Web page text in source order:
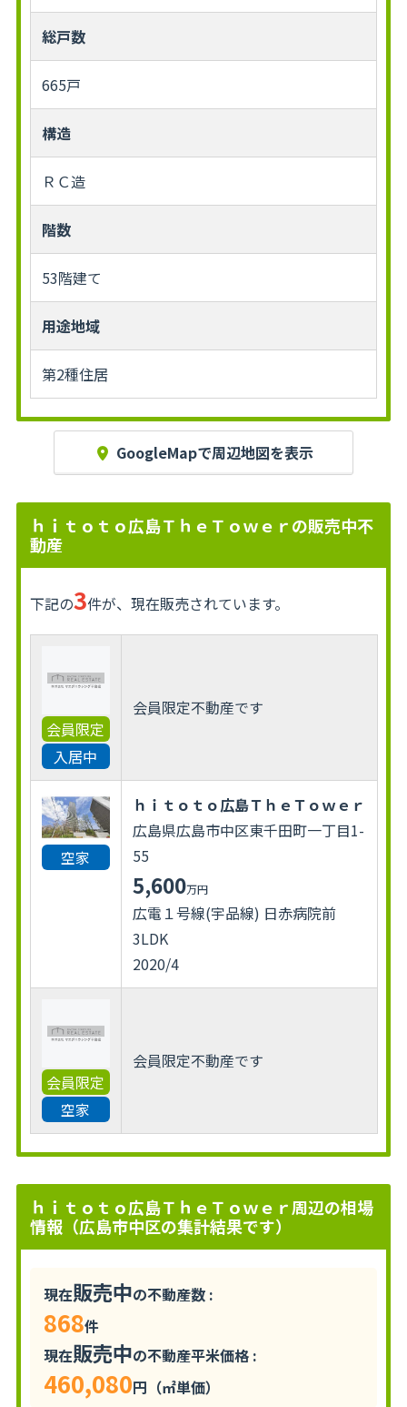
総戸数
665戸
構造
ＲＣ造
階数
53階建て
用途地域
第2種住居
GoogleMapで周辺地図を表示
ｈｉｔｏｔｏ広島ＴｈｅＴｏｗｅｒの販売中不
動産
下記の3件が、現在販売されています。
会員限定
入居中
会員限定不動産です
空家
ｈｉｔｏｔｏ広島ＴｈｅＴｏｗｅｒ
広島県広島市中区東千田町一丁目1-
55
5,600万円
広電１号線(宇品線) 日赤病院前
3LDK
2020/4
会員限定
空家
会員限定不動産です
ｈｉｔｏｔｏ広島ＴｈｅＴｏｗｅｒ周辺の相場
情報（広島市中区の集計結果です）
現在販売中の不動産数 :
868件
現在販売中の不動産平米価格 :
460,080円（㎡単価）